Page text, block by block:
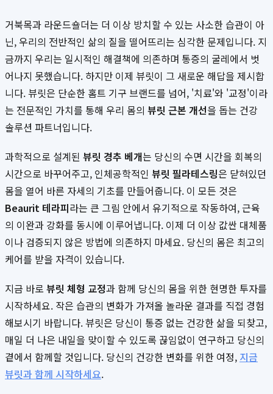
거북목과 라운드숄더는 더 이상 방치할 수 있는 사소한 습관이 아
닌, 우리의 전반적인 삶의 질을 떨어뜨리는 심각한 문제입니다. 지
금까지 우리는 일시적인 해결책에 의존하며 통증의 굴레에서 벗
어나지 못했습니다. 하지만 이제 뷰릿이 그 새로운 해답을 제시합
니다. 뷰릿은 단순한 홈트 기구 브랜드를 넘어, '치료'와 '교정'이라
는 전문적인 가치를 통해 우리 몸의 뷰릿 근본 개선을 돕는 건강
솔루션 파트너입니다.
과학적으로 설계된 뷰릿 경추 베개는 당신의 수면 시간을 회복의
시간으로 바꾸어주고, 인체공학적인 뷰릿 필라테스링은 닫혀있던
몸을 열어 바른 자세의 기초를 만들어줍니다. 이 모든 것은
Beaurit 테라피라는 큰 그림 안에서 유기적으로 작동하여, 근육
의 이완과 강화를 동시에 이루어냅니다. 이제 더 이상 값싼 대체품
이나 검증되지 않은 방법에 의존하지 마세요. 당신의 몸은 최고의
케어를 받을 자격이 있습니다.
지금 바로 뷰릿 체형 교정과 함께 당신의 몸을 위한 현명한 투자를
시작하세요. 작은 습관의 변화가 가져올 놀라운 결과를 직접 경험
해보시기 바랍니다. 뷰릿은 당신이 통증 없는 건강한 삶을 되찾고,
매일 더 나은 내일을 맞이할 수 있도록 끊임없이 연구하고 당신의
곁에서 함께할 것입니다. 당신의 건강한 변화를 위한 여정, 지금
뷰릿과 함께 시작하세요.